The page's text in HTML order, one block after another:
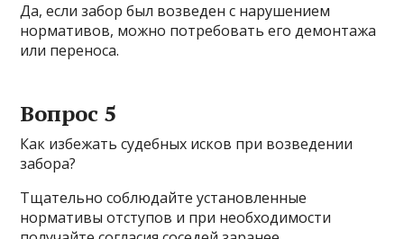
Да, если забор был возведен с нарушением
нормативов, можно потребовать его демонтажа
или переноса.
Вопрос 5
Как избежать судебных исков при возведении
забора?
Тщательно соблюдайте установленные
нормативы отступов и при необходимости